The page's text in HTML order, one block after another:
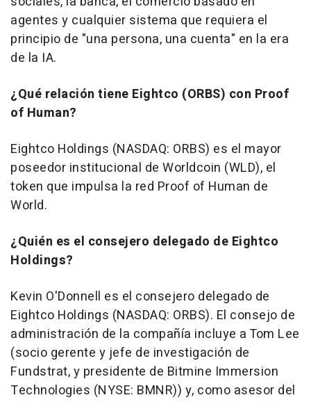
agentes y cualquier sistema que requiera el
principio de "una persona, una cuenta" en la era
de la IA.
¿Qué relación tiene Eightco (ORBS) con Proof
of Human?
Eightco Holdings (NASDAQ: ORBS) es el mayor
poseedor institucional de Worldcoin (WLD), el
token que impulsa la red Proof of Human de
World.
¿Quién es el consejero delegado de Eightco
Holdings?
Kevin O'Donnell es el consejero delegado de
Eightco Holdings (NASDAQ: ORBS). El consejo de
administración de la compañía incluye a Tom Lee
(socio gerente y jefe de investigación de
Fundstrat, y presidente de Bitmine Immersion
Technologies (NYSE: BMNR)) y, como asesor del